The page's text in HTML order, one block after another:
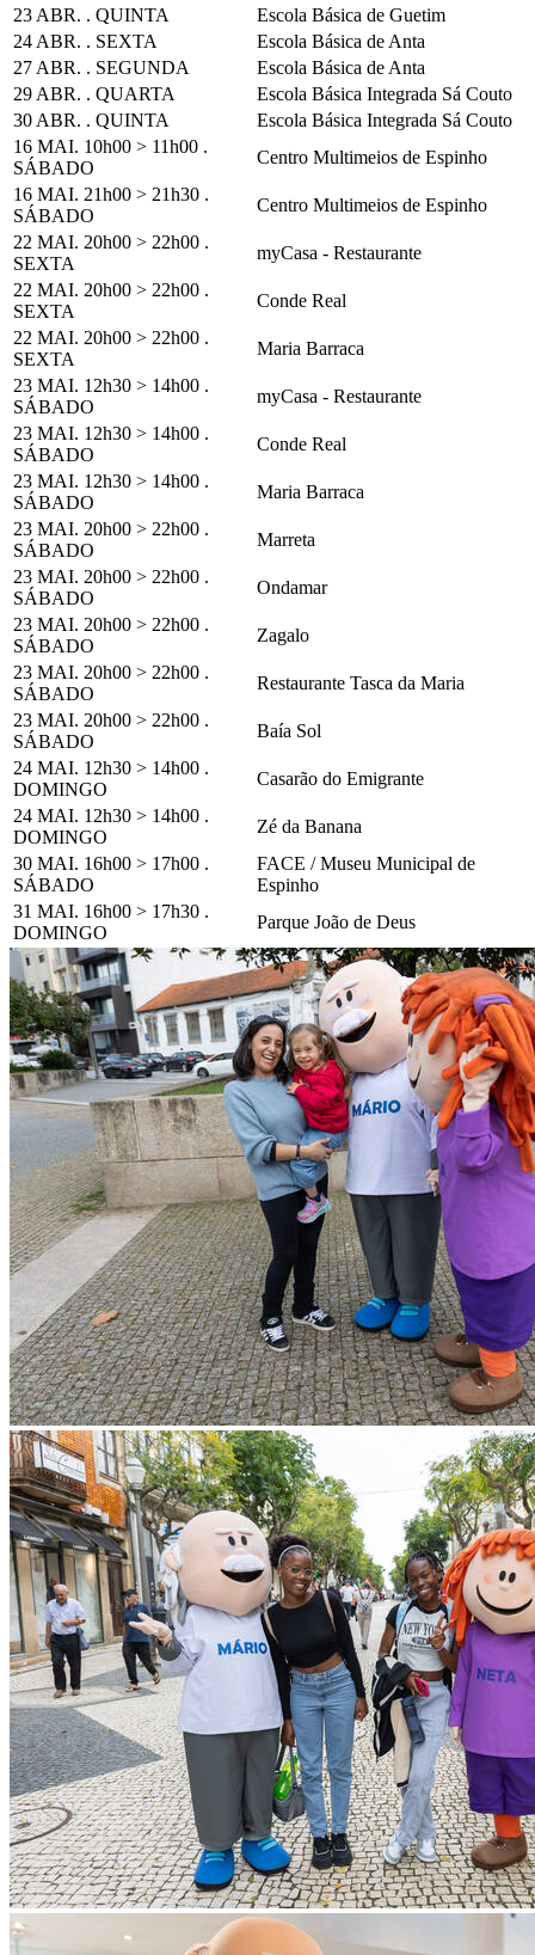
23 ABR. . QUINTA
Escola Básica de Guetim
24 ABR. . SEXTA
Escola Básica de Anta
27 ABR. . SEGUNDA
Escola Básica de Anta
29 ABR. . QUARTA
Escola Básica Integrada Sá Couto
30 ABR. . QUINTA
Escola Básica Integrada Sá Couto
16 MAI. 10h00 > 11h00 .
SÁBADO
Centro Multimeios de Espinho
16 MAI. 21h00 > 21h30 .
SÁBADO
Centro Multimeios de Espinho
22 MAI. 20h00 > 22h00 .
SEXTA
myCasa - Restaurante
22 MAI. 20h00 > 22h00 .
SEXTA
Conde Real
22 MAI. 20h00 > 22h00 .
SEXTA
Maria Barraca
23 MAI. 12h30 > 14h00 .
SÁBADO
myCasa - Restaurante
23 MAI. 12h30 > 14h00 .
SÁBADO
Conde Real
23 MAI. 12h30 > 14h00 .
SÁBADO
Maria Barraca
23 MAI. 20h00 > 22h00 .
SÁBADO
Marreta
23 MAI. 20h00 > 22h00 .
SÁBADO
Ondamar
23 MAI. 20h00 > 22h00 .
SÁBADO
Zagalo
23 MAI. 20h00 > 22h00 .
SÁBADO
Restaurante Tasca da Maria
23 MAI. 20h00 > 22h00 .
SÁBADO
Baía Sol
24 MAI. 12h30 > 14h00 .
DOMINGO
Casarão do Emigrante
24 MAI. 12h30 > 14h00 .
DOMINGO
Zé da Banana
30 MAI. 16h00 > 17h00 .
SÁBADO
FACE / Museu Municipal de
Espinho
31 MAI. 16h00 > 17h30 .
DOMINGO
Parque João de Deus